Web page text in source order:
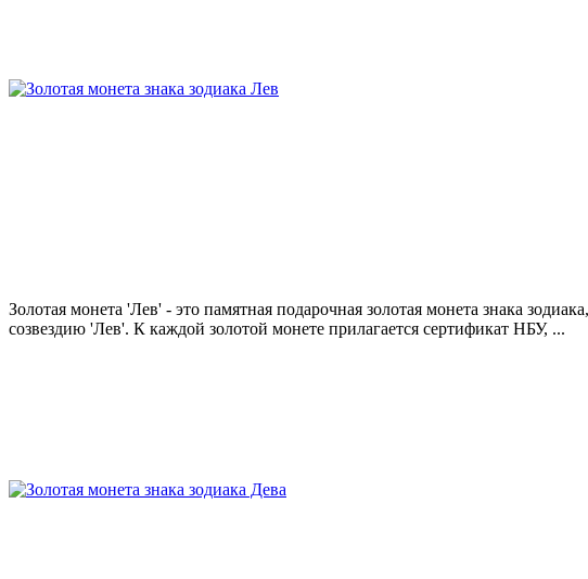
Золотая монета 'Лев' - это памятная подарочная золотая монета знака
созвездию 'Лев'. К каждой золотой монете прилагается сертификат НБУ, ...